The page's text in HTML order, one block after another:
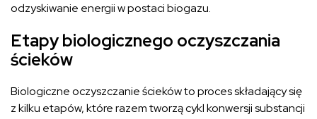
odzyskiwanie energii w postaci biogazu.
Etapy biologicznego oczyszczania
ścieków
Biologiczne oczyszczanie ścieków to proces składający się
z kilku etapów, które razem tworzą cykl konwersji substancji